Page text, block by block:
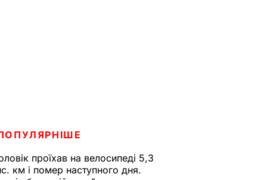
проїхав на велосипеді 5,3
км і помер наступного дня.